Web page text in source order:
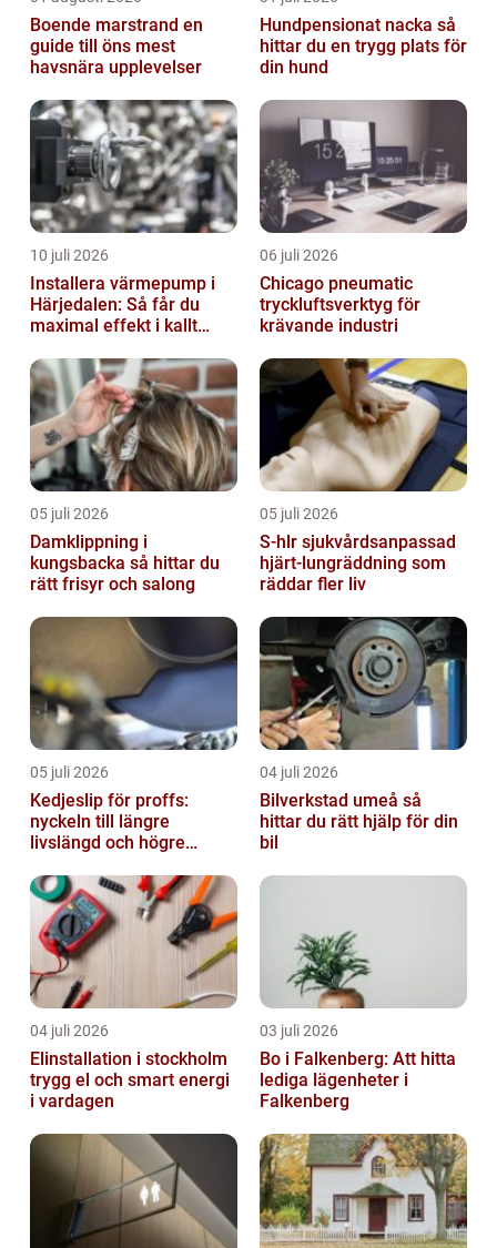
Boende marstrand en
guide till öns mest
havsnära upplevelser
Hundpensionat nacka så
hittar du en trygg plats för
din hund
10 juli 2026
Installera värmepump i
Härjedalen: Så får du
maximal effekt i kallt
06 juli 2026
Chicago pneumatic
tryckluftsverktyg för
krävande industri
05 juli 2026
Damklippning i
kungsbacka så hittar du
rätt frisyr och salong
05 juli 2026
S-hlr sjukvårdsanpassad
hjärt-lungräddning som
räddar fler liv
05 juli 2026
Kedjeslip för proffs:
nyckeln till längre
livslängd och högre
04 juli 2026
Bilverkstad umeå så
hittar du rätt hjälp för din
bil
04 juli 2026
Elinstallation i stockholm
trygg el och smart energi
i vardagen
03 juli 2026
Bo i Falkenberg: Att hitta
lediga lägenheter i
Falkenberg